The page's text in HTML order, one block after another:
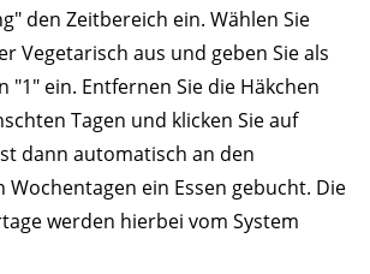
den Zeitbereich ein. Wählen Sie
Vegetarisch aus und geben Sie als
"1" ein. Entfernen Sie die Häkchen
Tagen und klicken Sie auf
dann automatisch an den
ein Essen gebucht. Die
werden hierbei vom System